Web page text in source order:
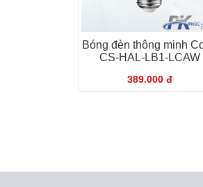
Bóng đèn thông minh
CS-HAL-LB1-LCAW
389.000 đ